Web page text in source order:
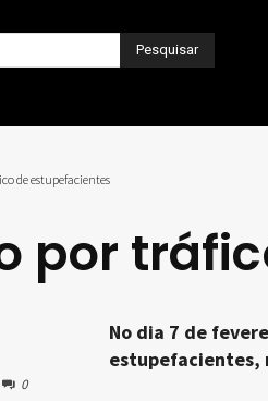
Pesquisar
de estupefacientes
por
0
No dia 7 de
estupefacientes,